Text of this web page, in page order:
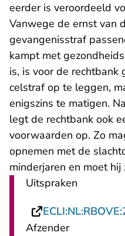
eerder is veroordeeld
Vanwege de ernst van
gevangenisstraf
kampt met
is, is voor de rechtbank
celstraf op te leggen,
enigszins te matigen.
legt de rechtbank ook
voorwaarden op. Zo
opnemen met de
minderjaren en moet
Uitspraken
Afzender